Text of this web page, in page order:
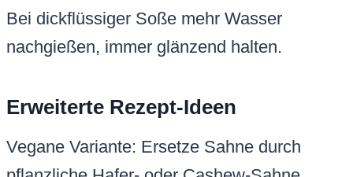
Bei dickflüssiger Soße mehr Wasser
nachgießen, immer glänzend halten.
Erweiterte Rezept-Ideen
Vegane Variante: Ersetze Sahne durch